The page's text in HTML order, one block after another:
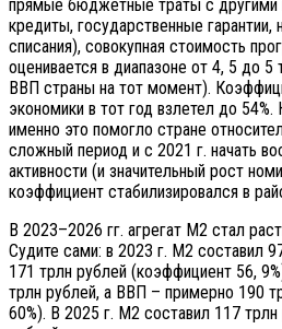
прямые бюджетные траты с другими
кредиты, государственные гарантии,
списания), совокупная стоимость
оценивается в диапазоне от 4, 5 до 5
ВВП страны на тот момент).
экономики в тот год взлетел до
именно это помогло стране
сложный период и с 2021 г. начать
активности (и значительный рост
коэффициент стабилизировался в
В 2023–2026 гг. агрегат М2 стал
Судите сами: в 2023 г. М2 составил
171 трлн рублей (коэффициент 56,
трлн рублей, а ВВП – примерно 190
60%). В 2025 г. М2 составил 117